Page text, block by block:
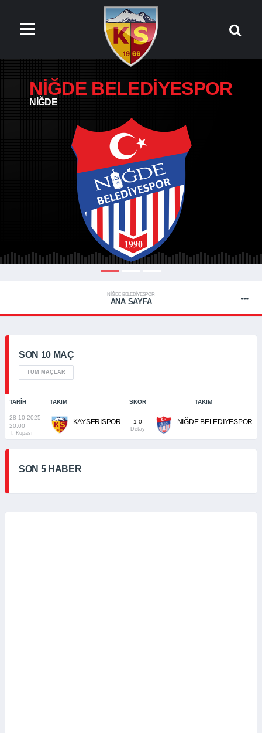
NİĞDE BELEDİYESPOR
NİĞDE
NİĞDE BELEDİYESPOR
ANA SAYFA
SON 10 MAÇ
TÜM MAÇLAR
TARIH TAKIM SKOR TAKIM
28-10-2025
20:00
T. Kupası
KAYSERİSPOR
-
1-0
Detay
NİĞDE BELEDİYESPOR
-
SON 5 HABER